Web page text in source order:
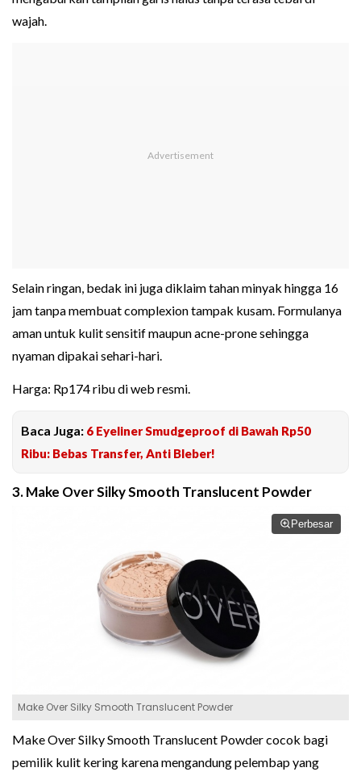
wajah.
Selain ringan, bedak ini juga diklaim tahan minyak hingga 16
jam tanpa membuat complexion tampak kusam. Formulanya
aman untuk kulit sensitif maupun acne-prone sehingga
nyaman dipakai sehari-hari.
Harga: Rp174 ribu di web resmi.
Baca Juga: 6 Eyeliner Smudgeproof di Bawah Rp50
Ribu: Bebas Transfer, Anti Bleber!
3. Make Over Silky Smooth Translucent Powder
Perbesar
Make Over Silky Smooth Translucent Powder
Make Over Silky Smooth Translucent Powder cocok bagi
pemilik kulit kering karena mengandung pelembap yang